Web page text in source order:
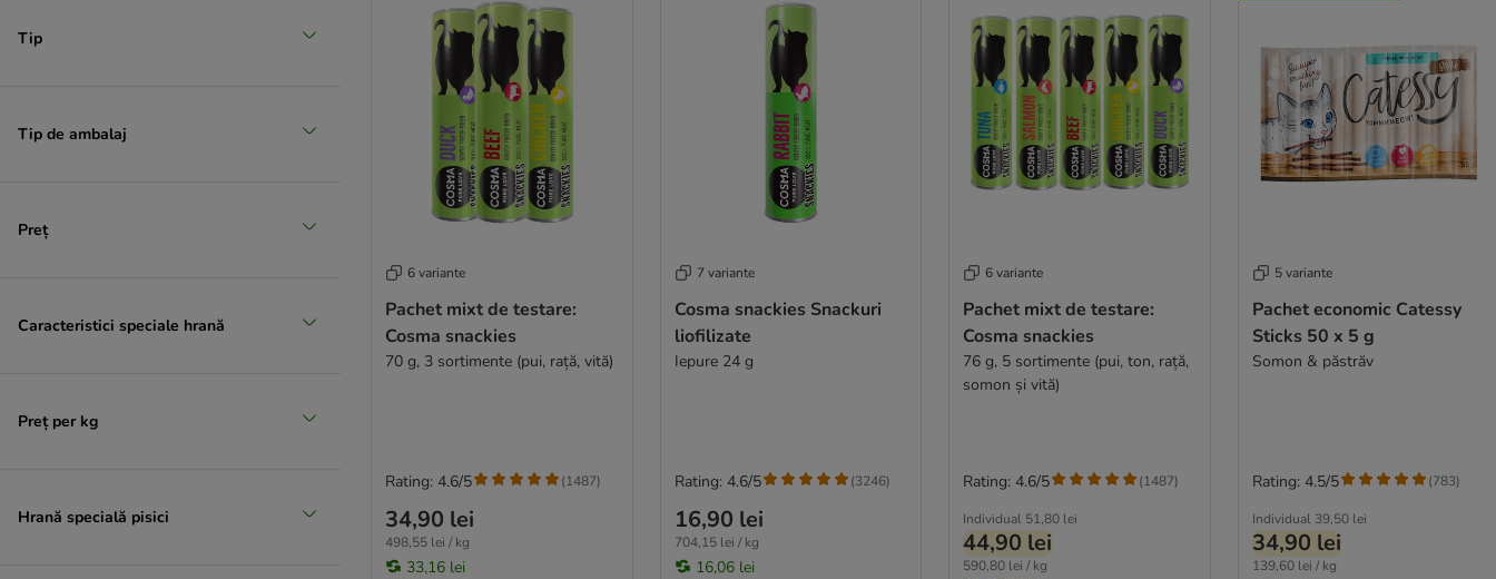
Tip
Tip de ambalaj
Preț
Caracteristici speciale hrană
Preț per kg
Hrană specială pisici
6 variante
Pachet mixt de testare:
Cosma snackies
70 g, 3 sortimente (pui, rață, vită)
34,90 lei
498,55 lei / kg
33,16 lei
Rating: 4.6/5 (1487)
7 variante
Cosma snackies Snackuri
liofilizate
Iepure 24 g
16,90 lei
704,15 lei / kg
16,06 lei
Rating: 4.6/5 (3246)
6 variante
Pachet mixt de testare:
Cosma snackies
76 g, 5 sortimente (pui, ton, rață,
somon și vită)
Individual 51,80 lei
44,90 lei
590,80 lei / kg
Rating: 4.6/5 (1487)
5 variante
Pachet economic Catessy
Sticks 50 x 5 g
Somon & păstrăv
Individual 39,50 lei
34,90 lei
139,60 lei / kg
Rating: 4.5/5 (783)